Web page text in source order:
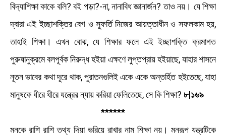
বিদ্যাশিক্ষা কাকে বলি? বই পড়া?-না, নানাবিধ জ্ঞানার্জন? তাও নয়। যে শিক্ষা
দ্বারা এই ইচ্ছাশক্তির বেগ ও স্ফুর্তি নিজের আয়ত্তাধীন ও সফলকাম হয়,
তাহাই শিক্ষা। এখন বােঝ, যে শিক্ষার ফলে এই ইচ্ছাশক্তি ক্রমাগত
পুরুষানুক্রমে বলপূর্বক নিরুদ্ধ হইয়া এক্ষণে লুপ্তপ্রায় হইয়াছে, যাহার শাসনে
নূতন ভাবের কথা দূরে থাক, পুরাতনগুলিই একে একে অন্তর্হিত হইতেছে, যাহা
মানুষকে ধীরে ধীরে যন্ত্রের ন্যায় করিয়া ফেলিতেছে, সে কি শিক্ষা? ৮|১৬৯
******
মনকে রাশি রাশি তথ্য দিয়া ভরিয়ে রাখার নাম শিক্ষা নয়। মনরূপ যন্ত্রটিকে